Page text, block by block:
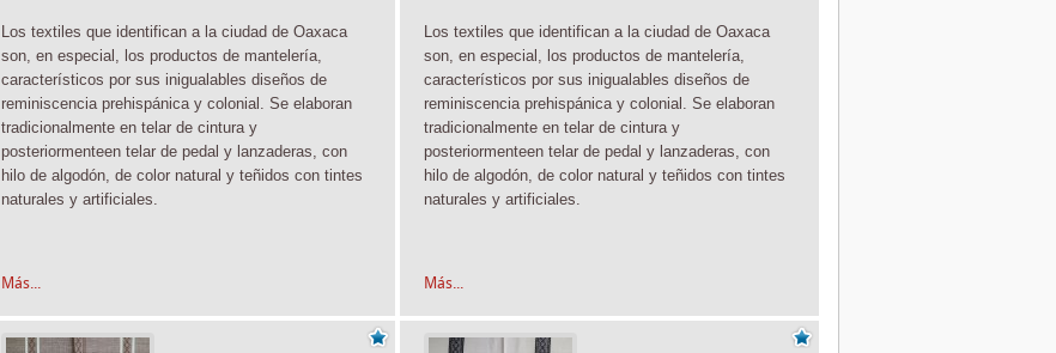
Los textiles que identifican a la ciudad de Oaxaca
son, en especial, los productos de mantelería,
característicos por sus inigualables diseños de
reminiscencia prehispánica y colonial. Se elaboran
tradicionalmente en telar de cintura y
posteriormenteen telar de pedal y lanzaderas, con
hilo de algodón, de color natural y teñidos con tintes
naturales y artificiales.
Más...
Los textiles que identifican a la ciudad de Oaxaca
son, en especial, los productos de mantelería,
característicos por sus inigualables diseños de
reminiscencia prehispánica y colonial. Se elaboran
tradicionalmenteen telar de cintura y
posteriormenteen telar de pedal y lanzaderas, con
hilo de algodón, de color natural y teñidos con tintes
naturales y artificiales.
Más...